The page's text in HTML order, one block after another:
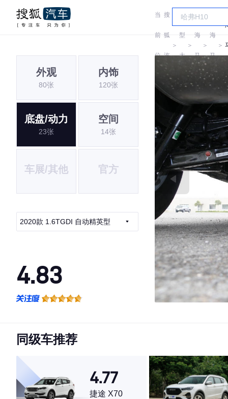
当
前
位
搜
狐
汽
车
＞
车
型
大
＞
海
马
＞
海
马
＞
外观
80张
内饰
120张
底盘/动力
23张
空间
14张
车展/其他 官方
2020款 1.6TGDI 自动精英型
4.83
·空间表现较为优秀，优于87%同级车
同级车推荐
4.77
捷途 X70